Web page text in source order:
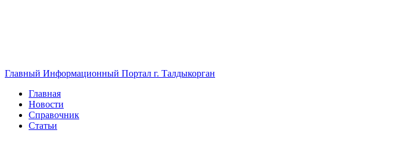
Главный Информационный Портал г. Талдыкорган
Главная
Новости
Справочник
Статьи